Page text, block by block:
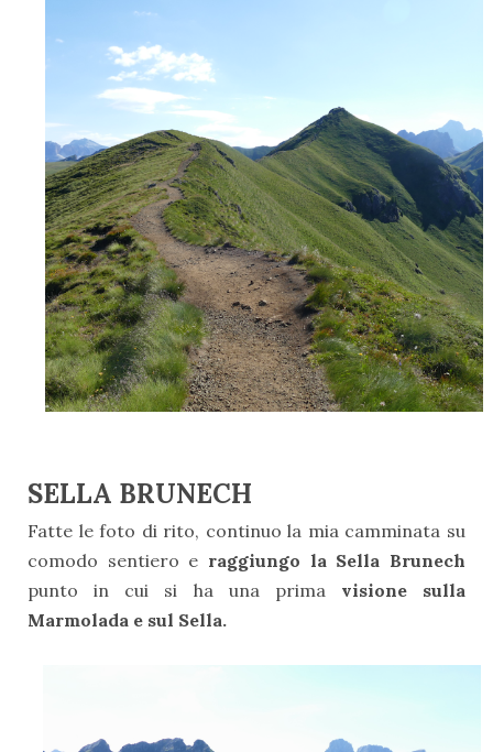
SELLA BRUNECH
Fatte le foto di rito, continuo la mia camminata su
comodo sentiero e raggiungo la Sella Brunech
punto in cui si ha una prima visione sulla
Marmolada e sul Sella.